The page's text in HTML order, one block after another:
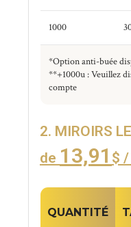
1000
*Option anti-buée
**+1000u : Veuillez
compte
2. MIROIRS
de 13,91 $ /
QUANTITÉ